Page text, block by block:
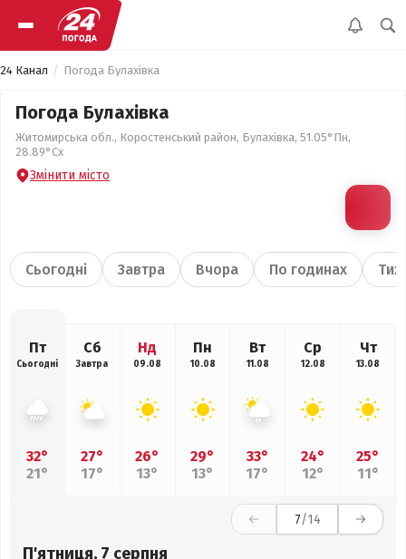
24 Канал Погода Булахівка
Погода Булахівка
Житомирська обл., Коростенський район, Булахівка, 51.05°Пн,
28.89°Сх
Змінити місто
Сьогодні Завтра Вчора По годинах
Пт
Сьогодні
32°
21°
Сб
Завтра
27°
17°
Нд
09.08
26°
13°
Пн
10.08
29°
13°
Вт
11.08
33°
17°
Ср
12.08
24°
12°
Чт
13.08
25°
11°
7/14
П'ятниця, 7 серпня